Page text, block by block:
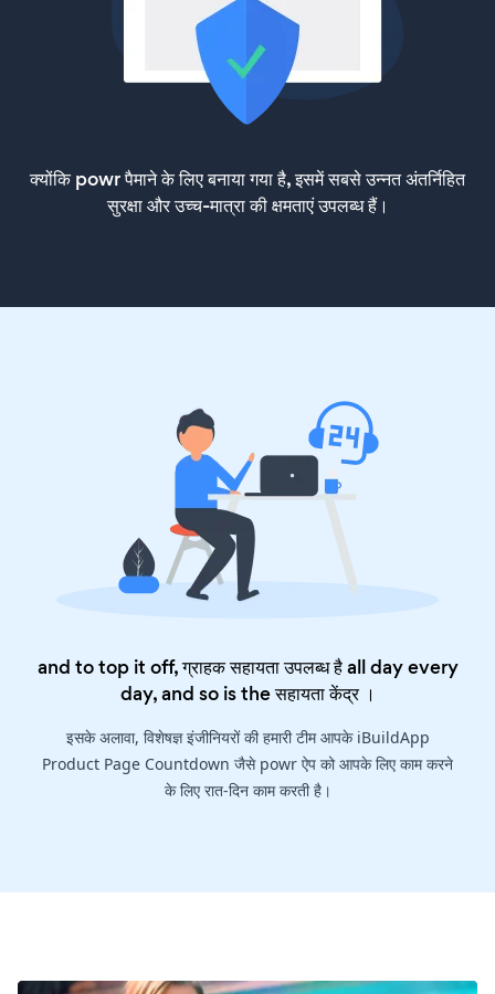
क्योंकि powr पैमाने के लिए बनाया गया है, इसमें सबसे उन्नत अंतर्निहित
सुरक्षा और उच्च-मात्रा की क्षमताएं उपलब्ध हैं।
and to top it off, ग्राहक सहायता उपलब्ध है all day every
day, and so is theसहायता केंद्र।
इसके अलावा, विशेषज्ञ इंजीनियरों की हमारी टीम आपके iBuildApp
Product Page Countdown जैसे powr ऐप को आपके लिए काम करने
के लिए रात-दिन काम करती है।